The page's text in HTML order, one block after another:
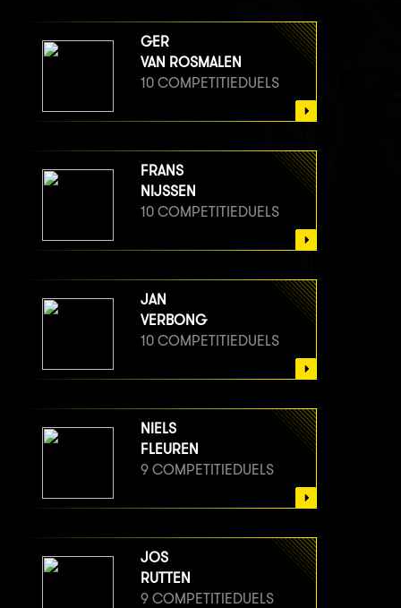
GER
VAN ROSMALEN
10 COMPETITIEDUELS
FRANS
NIJSSEN
10 COMPETITIEDUELS
JAN
VERBONG
10 COMPETITIEDUELS
NIELS
FLEUREN
9 COMPETITIEDUELS
JOS
RUTTEN
9 COMPETITIEDUELS